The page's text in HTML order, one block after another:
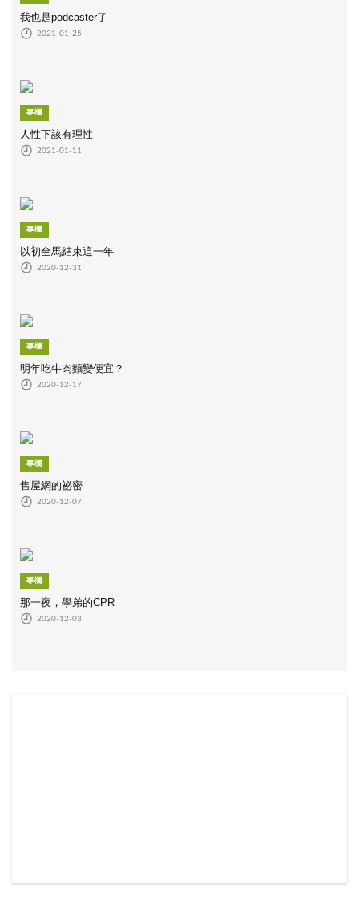
我也是podcaster了
2021-01-25
專欄
人性下該有理性
2021-01-11
專欄
以初全馬結束這一年
2020-12-31
專欄
明年吃牛肉麵變便宜？
2020-12-17
專欄
售屋網的祕密
2020-12-07
專欄
那一夜，學弟的CPR
2020-12-03